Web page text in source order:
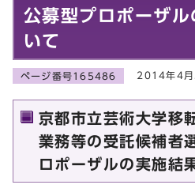
公募型プロポーザ
いて
ページ番号165486 2014年4月
京都市立芸術大学移
業務等の受託候補者
ロポーザルの実施結